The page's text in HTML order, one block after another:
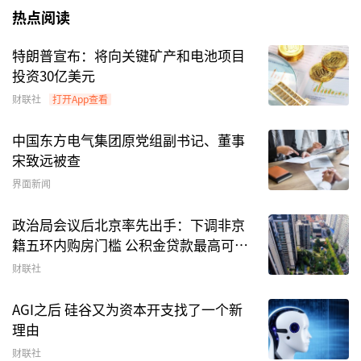
热点阅读
特朗普宣布：将向关键矿产和电池项目
投资30亿美元
财联社 打开App查看
中国东方电气集团原党组副书记、董事
宋致远被查
界面新闻
政治局会议后北京率先出手：下调非京
籍五环内购房门槛 公积金贷款最高可达
340万元
财联社
AGI之后 硅谷又为资本开支找了一个新
理由
财联社